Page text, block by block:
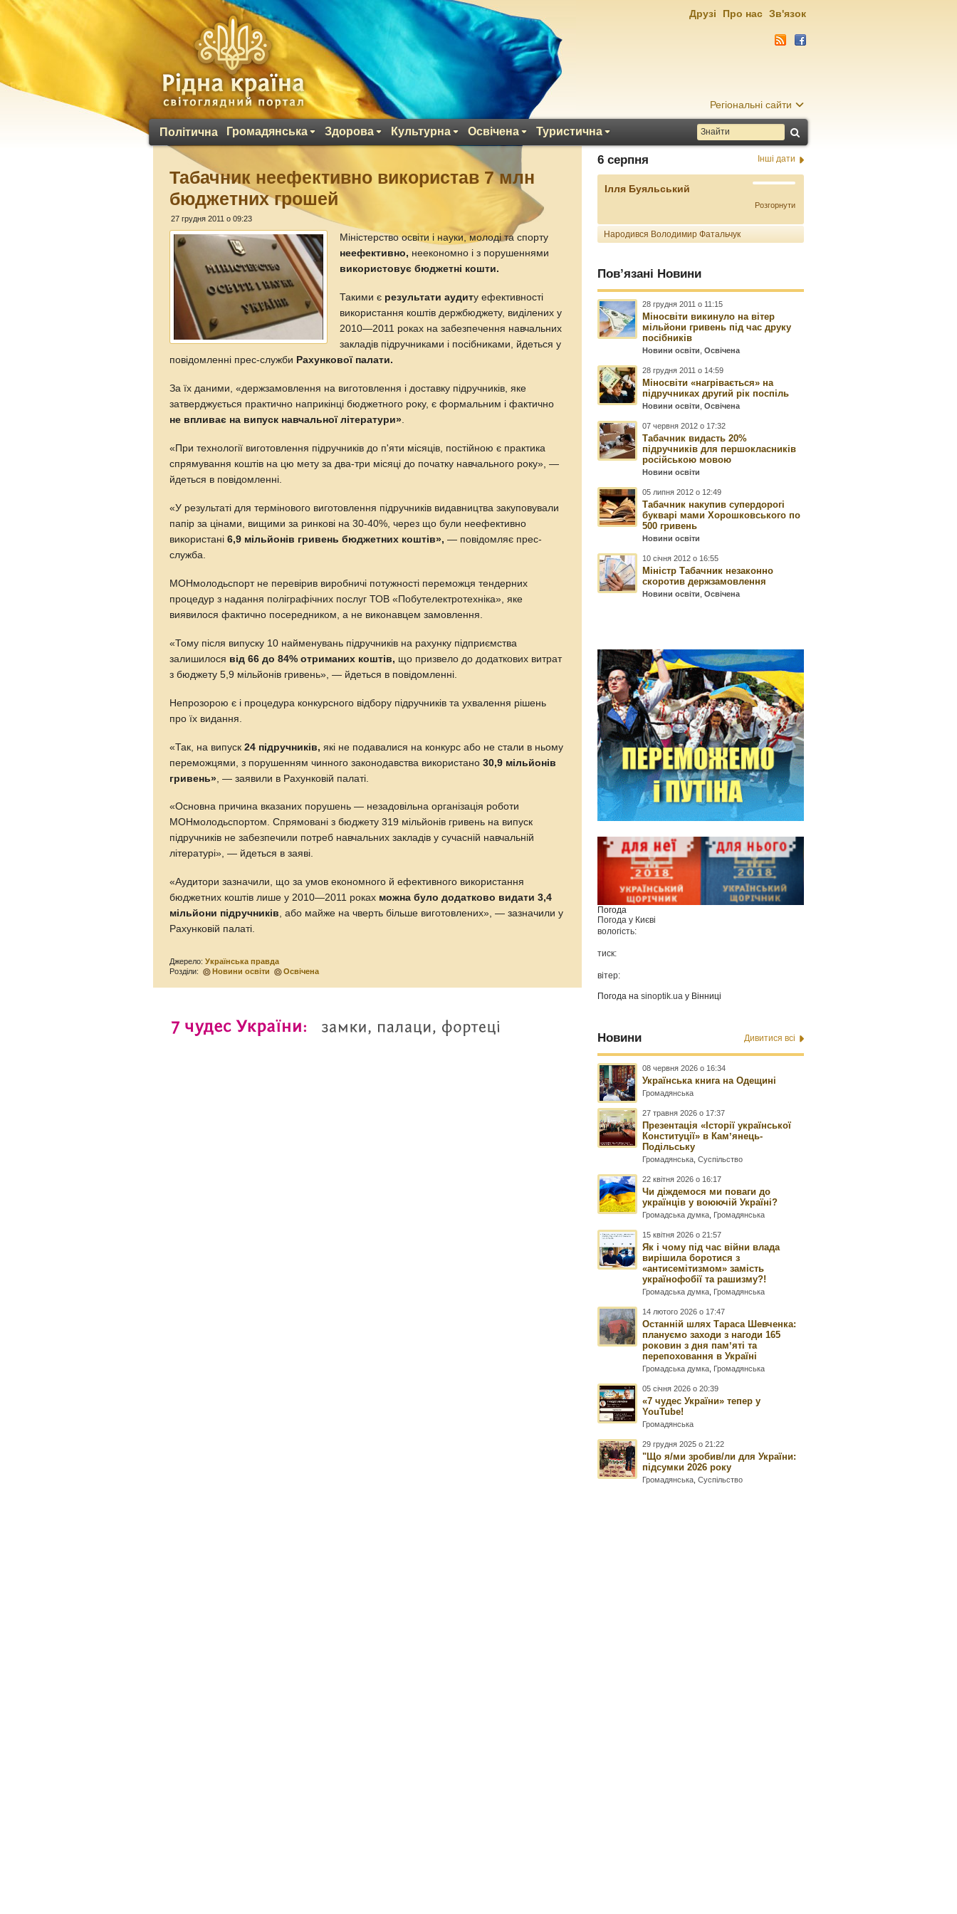
Регіональні сайти
Політична Громадянська Здорова Культурна Освічена Туристична
Друзі Про нас Зв'язок
Табачник неефективно використав 7 млн
бюджетних грошей
27 грудня 2011 о 09:23
Міністерство освіти і науки, молоді та спорту
неефективно, неекономно і з порушеннями
використовує бюджетні кошти.
Такими є результати аудиту ефективності
використання коштів держбюджету, виділених у
2010—2011 роках на забезпечення навчальних
закладів підручниками і посібниками, йдеться у
повідомленні прес-служби Рахункової палати.
За їх даними, «держзамовлення на виготовлення і доставку підручників, яке
затверджується практично наприкінці бюджетного року, є формальним і фактично
не впливає на випуск навчальної літератури»
«При технології виготовлення підручників до п'яти місяців, постійною є практика
спрямування коштів на цю мету за два-три місяці до початку навчального року», —
йдеться в повідомленні.
«У результаті для термінового виготовлення підручників видавництва закуповували
папір за цінами, вищими за ринкові на 30-40%, через що були неефективно
використані6,9 мільйонів гривень бюджетних коштів», — повідомляє прес-
служба.
МОНмолодьспорт не перевірив виробничі потужності переможця тендерних
процедур з надання поліграфічних послуг ТОВ «Побутелектротехніка», яке
виявилося фактично посередником, а не виконавцем замовлення.
«Тому після випуску 10 найменувань підручників на рахунку підприємства
залишилося від 66 до 84% отриманих коштів, що призвело до додаткових витрат
з бюджету 5,9 мільйонів гривень», — йдеться в повідомленні.
Непрозорою є і процедура конкурсного відбору підручників та ухвалення рішень
про їх видання.
«Так, на випуск24 підручників, які не подавалися на конкурс або не стали в ньому
переможцями, з порушенням чинного законодавства використано30,9 мільйонів
гривень» , — заявили в Рахунковій палаті.
«Основна причина вказаних порушень — незадовільна організація роботи
МОНмолодьспортом. Спрямовані з бюджету 319 мільйонів гривень на випуск
підручників не забезпечили потреб навчальних закладів у сучасній навчальній
літературі», — йдеться в заяві.
«Аудитори зазначили, що за умов економного й ефективного використання
бюджетних коштів лише у 2010—2011 роках можна було додатково видати 3,4
мільйони підручників, або майже на чверть більше виготовлених», — зазначили у
Рахунковій палаті.
Джерело:Українська правда
Розділи:
Новини освіти Освічена
6 серпня Інші дати
Ілля Буяльський
Розгорнути
Народився Володимир Фатальчук
Пов’язані Новини
28 грудня 2011 о 11:15
Міносвіти викинуло на вітер
мільйони гривень під час друку
посібників
Новини освіти ,Освічена
28 грудня 2011 о 14:59
Міносвіти «нагрівається» на
підручниках другий рік поспіль
Новини освіти ,Освічена
07 червня 2012 о 17:32
Табачник видасть 20%
підручників для першокласників
російською мовою
Новини освіти
05 липня 2012 о 12:49
Табачник накупив супердорогі
букварі мами Хорошковського по
500 гривень
Новини освіти
10 січня 2012 о 16:55
Міністр Табачник незаконно
скоротив держзамовлення
Новини освіти ,Освічена
Погода
Погода у Києві
вологість:
тиск:
вітер:
Погода наsinoptik.ua у Вінниці
Новини Дивитися всі
08 червня 2026 о 16:34
Українська книга на Одещині
Громадянська
27 травня 2026 о 17:37
Презентація «Історії української
Конституції» в Камʼянець-
Подільську
Громадянська ,Суспільство
22 квітня 2026 о 16:17
Чи діждемося ми поваги до
українців у воюючій Україні?
Громадська думка Громадянська
15 квітня 2026 о 21:57
Як і чому під час війни влада
вирішила боротися з
«антисемітизмом» замість
українофобії та рашизму?!
Громадська думка Громадянська
14 лютого 2026 о 17:47
Останній шлях Тараса Шевченка:
плануємо заходи з нагоди 165
роковин з дня памʼяті та
перепоховання в Україні
Громадська думка Громадянська
05 січня 2026 о 20:39
«7 чудес України» тепер у
YouTube!
Громадянська
29 грудня 2025 о 21:22
"Що я/ми зробив/ли для України:
підсумки 2026 року
Громадянська ,Суспільство